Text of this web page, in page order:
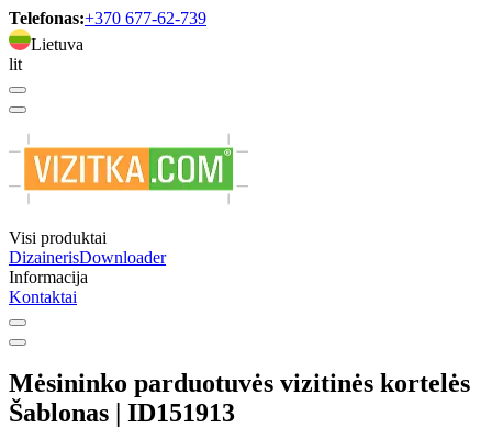
Telefonas:+370 677-62-739
Lietuva
lit
Visi produktai
DizainerisDownloader
Informacija
Kontaktai
Mėsininko parduotuvės vizitinės kortelės
Šablonas | ID151913